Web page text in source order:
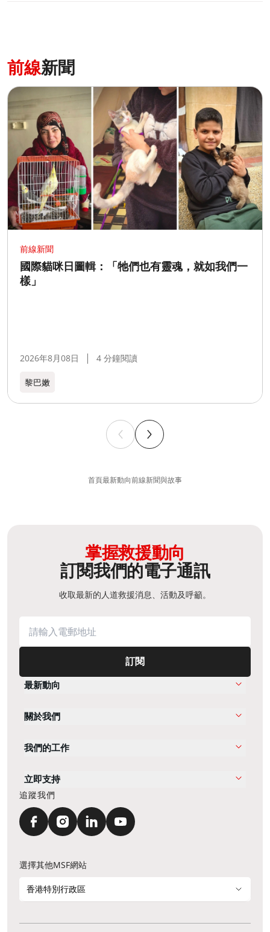
前線新聞
前線新聞
國際貓咪日圖輯：「牠們也有靈魂，就如我們一
樣」
2026年8月08日 4 分鐘閱讀
黎巴嫩​
首頁最新動向前線新聞與故事
掌握救援動向
訂閱我們的電子通訊
收取最新的人道救援消息、活動及呼籲。
訂閱
最新動向
關於我們
我們的工作
立即支持
追蹤我們
選擇其他MSF網站
香港特別行政區